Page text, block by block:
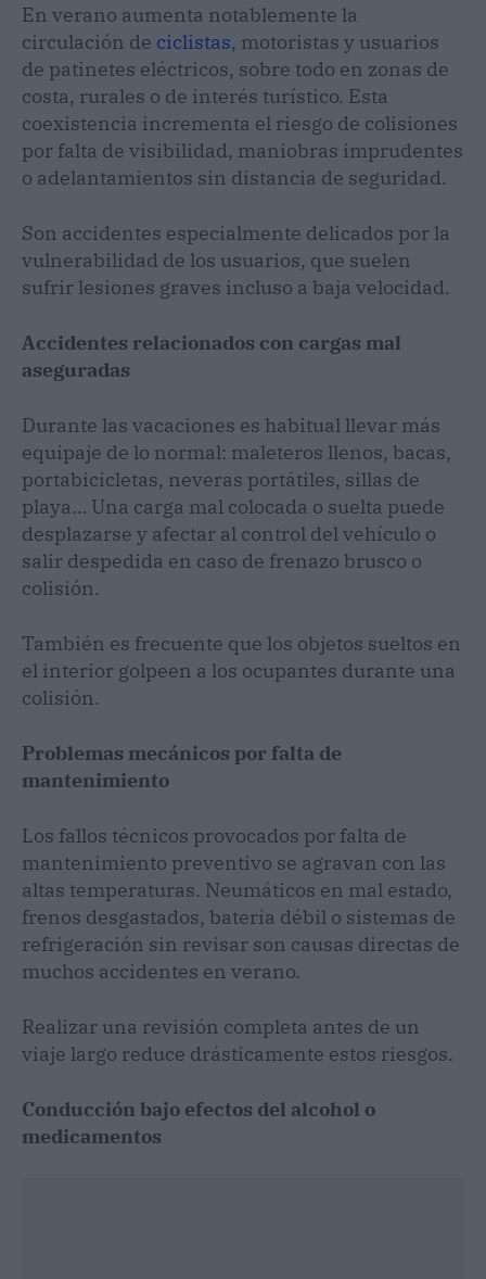
En verano aumenta notablemente la
circulación de ciclistas, motoristas y usuarios
de patinetes eléctricos, sobre todo en zonas de
costa, rurales o de interés turístico. Esta
coexistencia incrementa el riesgo de colisiones
por falta de visibilidad, maniobras imprudentes
o adelantamientos sin distancia de seguridad.
Son accidentes especialmente delicados por la
vulnerabilidad de los usuarios, que suelen
sufrir lesiones graves incluso a baja velocidad.
Accidentes relacionados con cargas mal
aseguradas
Durante las vacaciones es habitual llevar más
equipaje de lo normal: maleteros llenos, bacas,
portabicicletas, neveras portátiles, sillas de
playa… Una carga mal colocada o suelta puede
desplazarse y afectar al control del vehículo o
salir despedida en caso de frenazo brusco o
colisión.
También es frecuente que los objetos sueltos en
el interior golpeen a los ocupantes durante una
colisión.
Problemas mecánicos por falta de
mantenimiento
Los fallos técnicos provocados por falta de
mantenimiento preventivo se agravan con las
altas temperaturas. Neumáticos en mal estado,
frenos desgastados, batería débil o sistemas de
refrigeración sin revisar son causas directas de
muchos accidentes en verano.
Realizar una revisión completa antes de un
viaje largo reduce drásticamente estos riesgos.
Conducción bajo efectos del alcohol o
medicamentos